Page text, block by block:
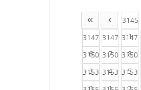
3145
1
3147
6
3147
7
3147
8
3150
3
3150
4
3150
5
3153
0
3153
1
3153
2